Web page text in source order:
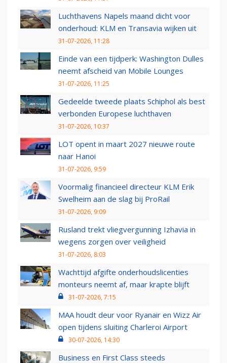
Luchthavens Napels maand dicht voor
onderhoud: KLM en Transavia wijken uit
31-07-2026, 11:28
Einde van een tijdperk: Washington Dulles
neemt afscheid van Mobile Lounges
31-07-2026, 11:25
Gedeelde tweede plaats Schiphol als best
verbonden Europese luchthaven
31-07-2026, 10:37
LOT opent in maart 2027 nieuwe route
naar Hanoi
31-07-2026, 9:59
Voormalig financieel directeur KLM Erik
Swelheim aan de slag bij ProRail
31-07-2026, 9:09
Rusland trekt vliegvergunning Izhavia in
wegens zorgen over veiligheid
31-07-2026, 8:03
Wachttijd afgifte onderhoudslicenties
monteurs neemt af, maar krapte blijft
31-07-2026, 7:15
MAA houdt deur voor Ryanair en Wizz Air
open tijdens sluiting Charleroi Airport
30-07-2026, 14:30
Business en First Class steeds